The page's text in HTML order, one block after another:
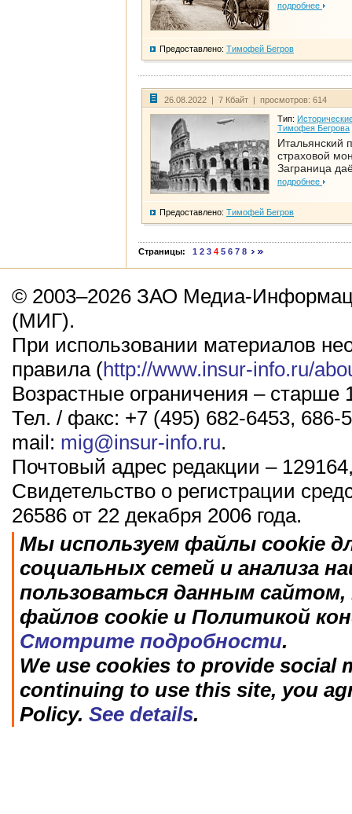
подробнее
Предоставлено: Тимофей Бегров
26.08.2022 | 7 Кбайт | просмотров: 614
Тип:
Тимофея Бегрова
Итальянский
страховой
Заграница
подробнее
Предоставлено: Тимофей Бегров
Страницы: 1 2 3 4 5 6 7 8
© 2003–2026 ЗАО Медиа-
(МИГ).
При использовании материалов
правила (http://www.insur-info.ru/
Возрастные ограничения – старше
Тел. / факс: +7 (495) 682-6453, 686-
mail: mig@insur-info.ru.
Почтовый адрес редакции –
Свидетельство о регистрации
26586 от 22 декабря 2006 года.
Мы используем файлы cookie
социальных сетей и анализа
пользоваться данным
файлов cookie и Политикой
Смотрите подробности.
We use cookies to provide social
continuing to use this site, you
Policy. See details.